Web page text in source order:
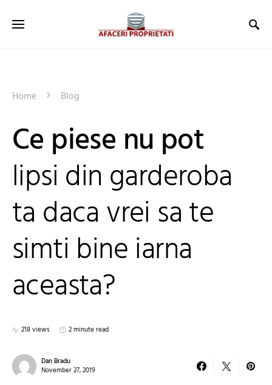
Home Blog
Ce piese nu pot
lipsi din garderoba
ta daca vrei sa te
simti bine iarna
aceasta?
218 views 2 minute read
Dan Bradu
November 27, 2019